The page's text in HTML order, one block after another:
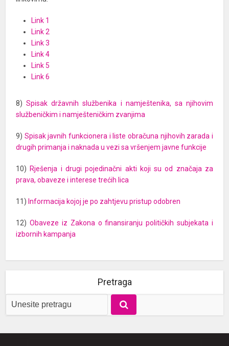
Link 1
Link 2
Link 3
Link 4
Link 5
Link 6
8)Spisak državnih službenika i namještenika, sa njihovim
službeničkim i namješteničkim zvanjima
9) Spisak javnih funkcionera i liste obračuna njihovih zarada i
drugih primanja i naknada u vezi sa vršenjem javne funkcije
10) Rješenja i drugi pojedinačni akti koji su od značaja za
prava, obaveze i interese trećih lica
11) Informacija kojoj je po zahtjevu pristup odobren
12)Obaveze iz Zakona o finansiranju političkih subjekata i
izbornih kampanja
Pretraga